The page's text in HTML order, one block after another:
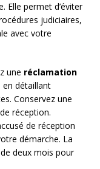
Elle permet d’éviter
judiciaires,
avec votre
une réclamation
en détaillant
Conservez une
réception.
de réception
démarche. La
deux mois pour